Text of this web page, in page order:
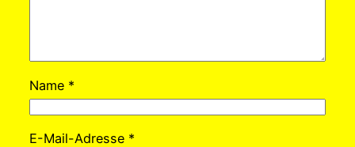
Name *
E-Mail-Adresse *